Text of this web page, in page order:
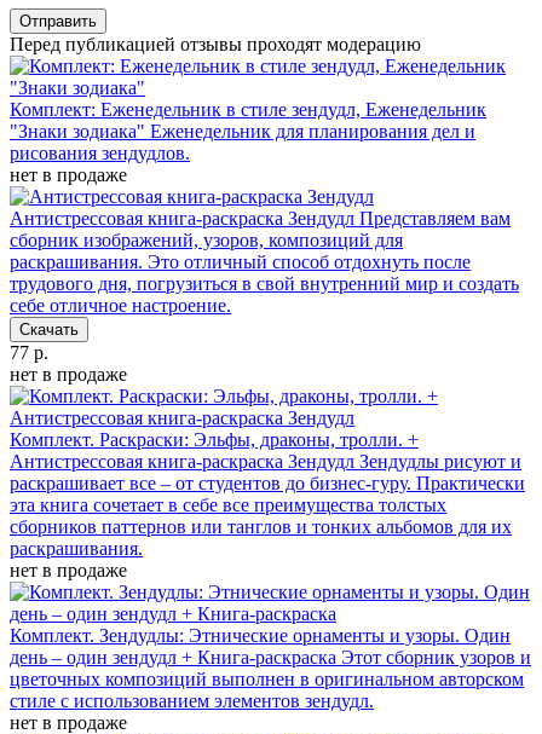
Отправить
Перед публикацией отзывы проходят модерацию
Комплект: Еженедельник в стиле зендудл, Еженедельник
"Знаки зодиака" Еженедельник для планирования дел и
рисования зендудлов.
нет в продаже
Антистрессовая книга-раскраска Зендудл Представляем вам
сборник изображений, узоров, композиций для
раскрашивания. Это отличный способ отдохнуть после
трудового дня, погрузиться в свой внутренний мир и создать
себе отличное настроение.
Скачать
77 р.
нет в продаже
Комплект. Раскраски: Эльфы, драконы, тролли. +
Антистрессовая книга-раскраска Зендудл Зендудлы рисуют и
раскрашивает все – от студентов до бизнес-гуру. Практически
эта книга сочетает в себе все преимущества толстых
сборников паттернов или танглов и тонких альбомов для их
раскрашивания.
нет в продаже
Комплект. Зендудлы: Этнические орнаменты и узоры. Один
день – один зендудл + Книга-раскраска Этот сборник узоров и
цветочных композиций выполнен в оригинальном авторском
стиле с использованием элементов зендудл.
нет в продаже